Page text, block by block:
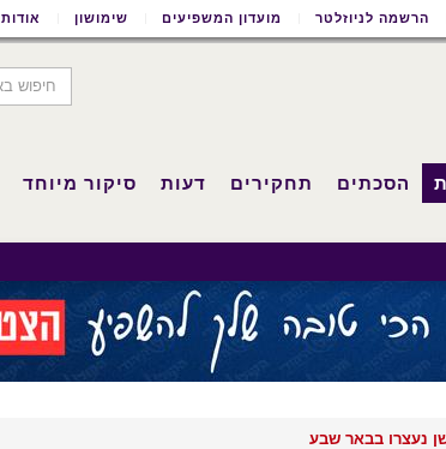
הרשמה לניוזלטר מועדון המשפיעים שימושון אודות
הסכתים תחקירים דעות סיקור מיוחד
נעצרו בבאר שבע